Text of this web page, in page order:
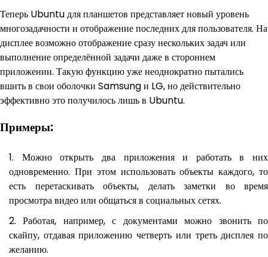
Теперь Ubuntu для планшетов представляет новый уровень
многозадачности и отображение последних для пользователя. На
дисплее возможно отображение сразу нескольких задач или
выполнение определённой задачи даже в стороннем
приложении. Такую функцию уже неоднократно пытались
вшить в свои оболочки Samsung и LG, но действительно
эффективно это получилось лишь в Ubuntu.
Примеры:
Можно открыть два приложения и работать в них
одновременно. При этом использовать объекты каждого, то
есть перетаскивать объекты, делать заметки во время
просмотра видео или общаться в социальных сетях.
Работая, например, с документами можно звонить по
скайпу, отдавая приложению четверть или треть дисплея по
желанию.